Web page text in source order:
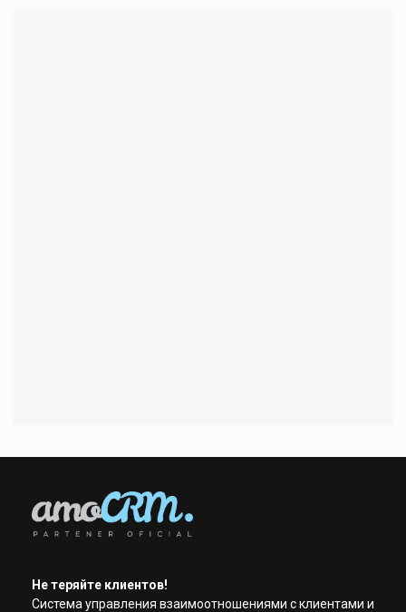
Не теряйте клиентов!
Система управления взаимоотношениями с клиентами и